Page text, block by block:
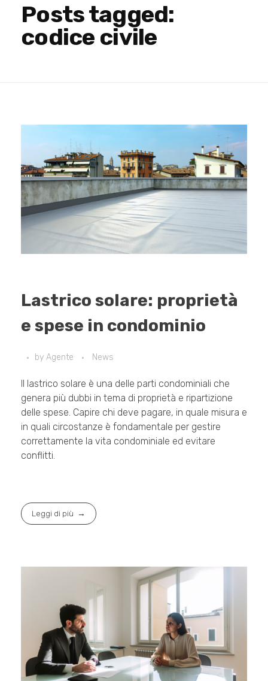
Posts tagged:
codice civile
Lastrico solare: proprietà
e spese in condominio
by Agente News
Il lastrico solare è una delle parti condominiali che
genera più dubbi in tema di proprietà e ripartizione
delle spese. Capire chi deve pagare, in quale misura e
in quali circostanze è fondamentale per gestire
correttamente la vita condominiale ed evitare
conflitti.
Leggi di più